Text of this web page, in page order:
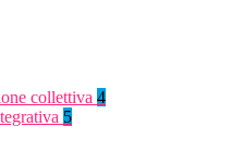
collettiva 4
5